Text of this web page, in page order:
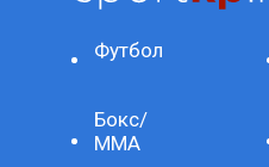
Футбол
Бокс/
ММА